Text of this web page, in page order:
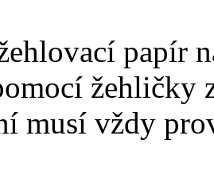
papír
žehličky
musí vždy